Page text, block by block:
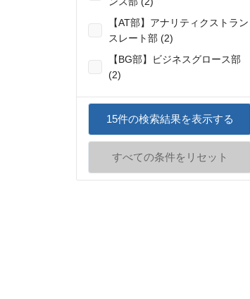
【AT部】アナリティクストラン
スレート部 (2)
【BG部】ビジネスグロース部
(2)
15件の検索結果を表示する
すべての条件をリセット